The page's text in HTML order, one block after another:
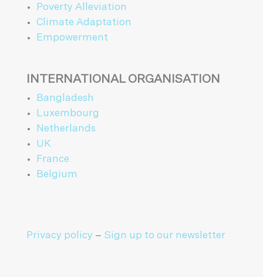
Poverty Alleviation
Climate Adaptation
Empowerment
INTERNATIONAL ORGANISATION
Bangladesh
Luxembourg
Netherlands
UK
France
Belgium
Privacy policy – Sign up to our newsletter